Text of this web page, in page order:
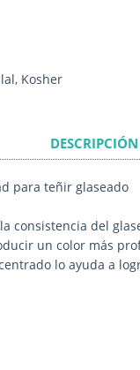
Kosher
DESCRIPCIÓN
para teñir glaseado
consistencia del
un color más
lo ayuda a